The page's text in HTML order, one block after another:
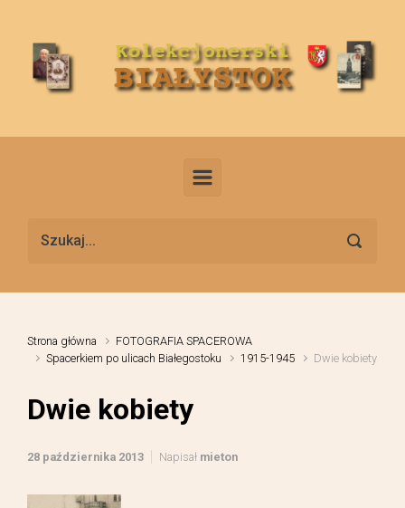
Strona główna
FOTOGRAFIA SPACEROWA
Spacerkiem po ulicach Białegostoku
1915-1945 Dwie kobiety
Dwie kobiety
28 października 2013 Napisał mieton